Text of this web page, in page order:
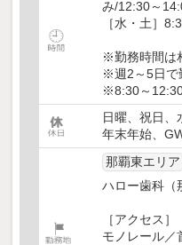
み/12:30～
［水・土］
※勤務時間は
※週2～5日で
※8:30～
日曜、祝日、
年末年始、
那覇東エリア
ハロー歯科（
［アクセス］
モノレール／